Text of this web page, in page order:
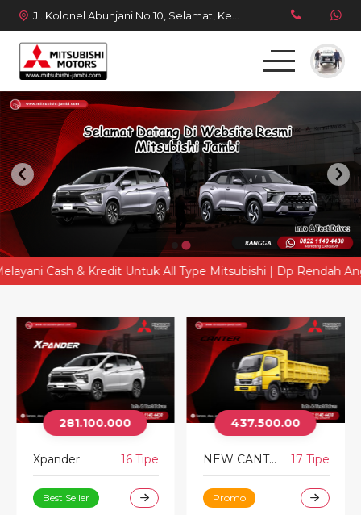
Jl. Kolonel Abunjani No.10, Selamat, Kec. Telanaipura, Kota Jambi, Jambi 36128
Beranda
Produk
Simulasi Kredit
& Kredit Untuk All Type Mitsubishi | Dp Rendah
437.500.00
17 Tipe
Promo
393.400.000
Xforce 7 Tipe
Terpopuler